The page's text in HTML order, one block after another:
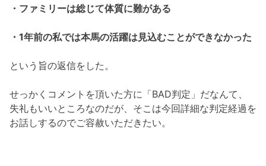
・ファミリーは総じて体質に難がある
・1年前の私では本馬の活躍は見込むことができなかった
という旨の返信をした。
せっかくコメントを頂いた方に「BAD判定」だなんて、
失礼もいいところなのだが、そこは今回詳細な判定経過を
お話しするのでご容赦いただきたい。